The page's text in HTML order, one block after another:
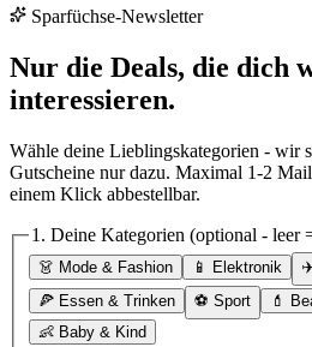
Sparfüchse-Newsletter
Nur die Deals, die dich
interessieren.
Wähle deine Lieblingskategorien - wir
Gutscheine nur dazu. Maximal 1-2
einem Klick abbestellbar.
1. Deine Kategorien (optional - leer
👗 Mode & Fashion 📱 Elektronik
🍕 Essen & Trinken ⚽ Sport 💄
👶 Baby & Kind